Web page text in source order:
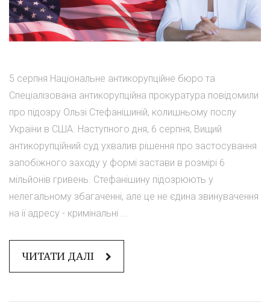
5 серпня Національне антикорупційне бюро та
Спеціалізована антикорупційна прокуратура повідомили
про підозру Ользі Стефанішиній, колишньому послу
України в США. Наступного дня, 6 серпня, Вищий
антикорупційний суд ухвалив рішення про застосування
запобіжного заходу у формі застави в розмірі 6
мільйонів гривень. Стефанішину підозрюють у
нелегальному збагаченні, але це не єдина звинувачення
на її адресу - кримінальні ...
ЧИТАТИ ДАЛІ